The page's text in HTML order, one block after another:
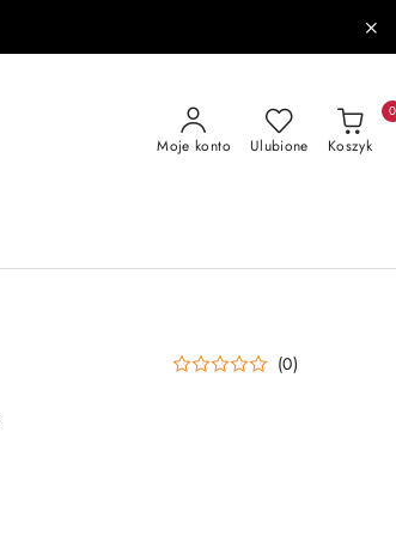
Moje konto Ulubione Koszyk
0
(0)